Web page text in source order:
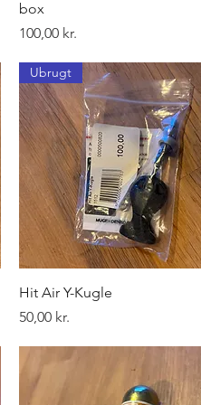
box
Pris
100,00 kr.
Hurtigvisning
Ubrugt
Hit Air Y-Kugle
Pris
50,00 kr.